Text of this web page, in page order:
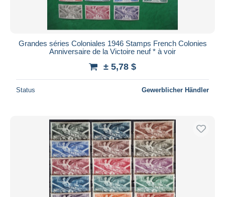
Grandes séries Coloniales 1946 Stamps French Colonies
Anniversaire de la Victoire neuf * à voir
± 5,78 $
Status Gewerblicher Händler